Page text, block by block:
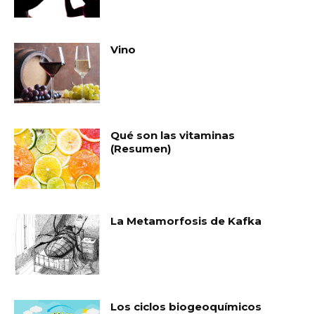
Vino
Qué son las vitaminas
(Resumen)
La Metamorfosis de Kafka
Los ciclos biogeoquímicos